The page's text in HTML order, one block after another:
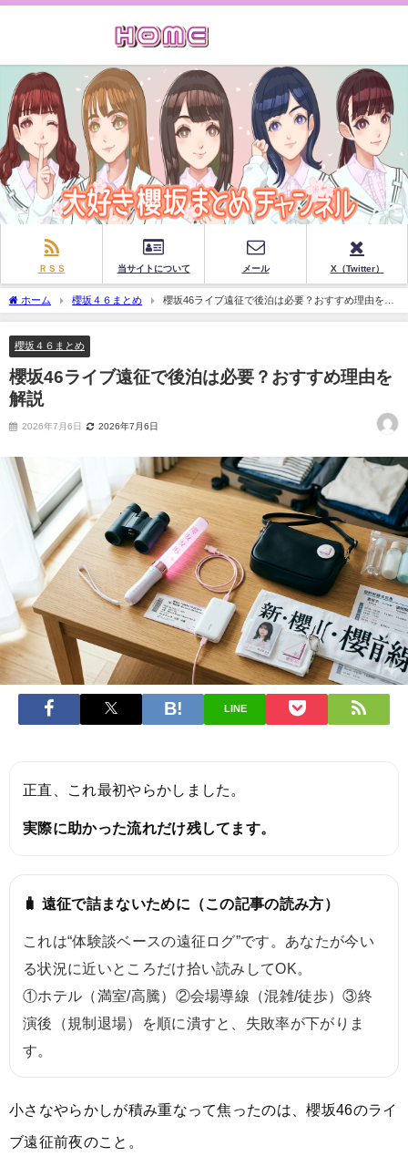
ＲＳＳ 当サイトについて メール X（Twitter）
ホーム 櫻坂４６まとめ
櫻坂46ライブ遠征で後泊は必要？おすすめ理由を解
説
櫻坂４６まとめ
櫻坂46ライブ遠征で後泊は必要？おすすめ理由を
解説
2026年7月6日 2026年7月6日
LINE
正直、これ最初やらかしました。
実際に助かった流れだけ残してます。
🧳 遠征で詰まないために（この記事の読み方）
これは“体験談ベースの遠征ログ”です。あなたが今い
る状況に近いところだけ拾い読みしてOK。
①ホテル（満室/高騰）②会場導線（混雑/徒歩）③終
演後（規制退場）を順に潰すと、失敗率が下がりま
す。
小さなやらかしが積み重なって焦ったのは、櫻坂46のライ
ブ遠征前夜のこと。